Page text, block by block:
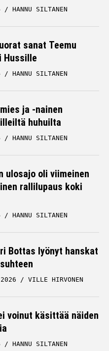
HANNU SILTANEN
sanat Teemu
Hussille
HANNU SILTANEN
ja -nainen
huhuilta
HANNU SILTANEN
ulosajo oli viimeinen
rallilupaus koki
HANNU SILTANEN
Bottas lyönyt hanskat
VILLE HIRVONEN
voinut käsittää näiden
HANNU SILTANEN